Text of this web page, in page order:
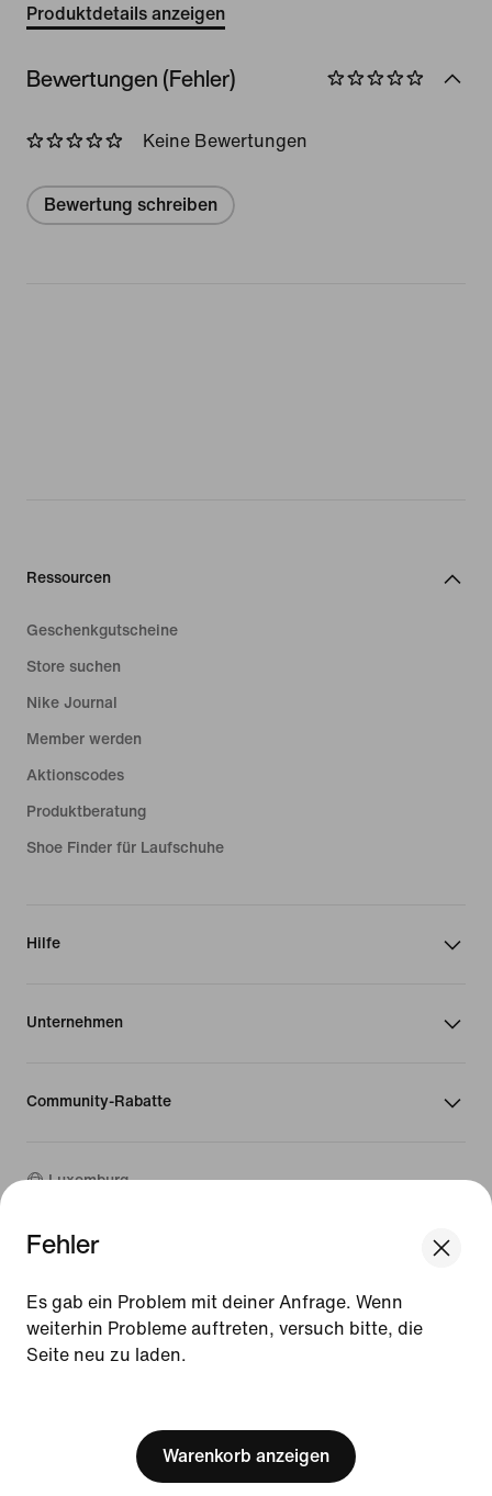
Update your location?
Luxemburg
Fehler
Es gab ein Problem mit deiner Anfrage. Wenn
weiterhin Probleme auftreten, versuch bitte, die
Seite neu zu laden.
Warenkorb anzeigen
Produktdetails anzeigen
Bewertungen (Fehler)
Keine Bewertungen
Bewertung schreiben
Ressourcen
Geschenkgutscheine
Store suchen
Nike Journal
Member werden
Aktionscodes
Produktberatung
Shoe Finder für Laufschuhe
Hilfe
Unternehmen
Community-Rabatte
Luxemburg
© 2026Nike, Inc. Alle Rechte vorbehalten
Nutzungsbedingungen
Verkaufsbedingungen
Impressum